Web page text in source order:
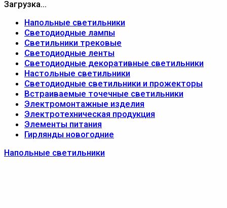
Загрузка...
Напольные светильники
Светодиодные лампы
Светильники трековые
Светодиодные ленты
Светодиодные декоративные светильники
Настольные светильники
Светодиодные светильники и прожекторы
Встраиваемые точечные светильники
Электромонтажные изделия
Электротехническая продукция
Элементы питания
Гирлянды новогодние
Напольные светильники